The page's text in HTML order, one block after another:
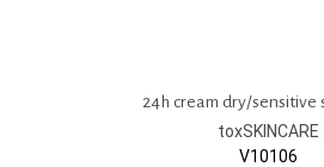
24h cream dry/sensitive
toxSKINCARE
V10106